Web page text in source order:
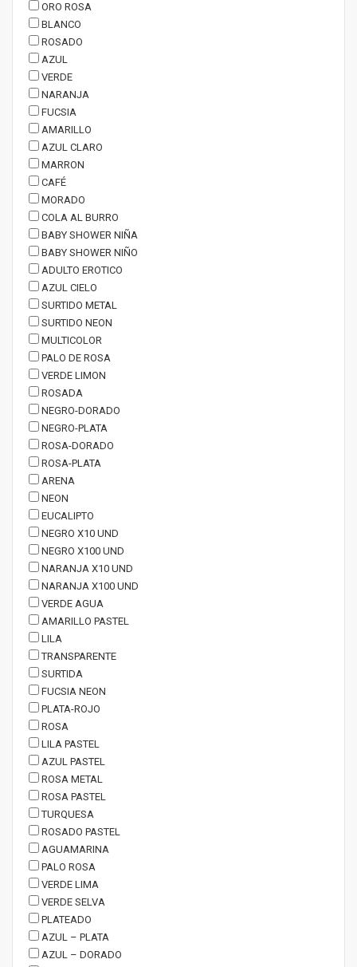
ORO ROSA
BLANCO
ROSADO
AZUL
VERDE
NARANJA
FUCSIA
AMARILLO
AZUL CLARO
MARRON
CAFÉ
MORADO
COLA AL BURRO
BABY SHOWER NIÑA
BABY SHOWER NIÑO
ADULTO EROTICO
AZUL CIELO
SURTIDO METAL
SURTIDO NEON
MULTICOLOR
PALO DE ROSA
VERDE LIMON
ROSADA
NEGRO-DORADO
NEGRO-PLATA
ROSA-DORADO
ROSA-PLATA
ARENA
NEON
EUCALIPTO
NEGRO X10 UND
NEGRO X100 UND
NARANJA X10 UND
NARANJA X100 UND
VERDE AGUA
AMARILLO PASTEL
LILA
TRANSPARENTE
SURTIDA
FUCSIA NEON
PLATA-ROJO
ROSA
LILA PASTEL
AZUL PASTEL
ROSA METAL
ROSA PASTEL
TURQUESA
ROSADO PASTEL
AGUAMARINA
PALO ROSA
VERDE LIMA
VERDE SELVA
PLATEADO
AZUL – PLATA
AZUL – DORADO